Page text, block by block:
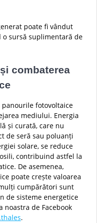
poate fi vândut
sursă suplimentară de
combaterea
panourile fotovoltaice
mediului. Energia
și curată, care nu
de seră sau poluanți
solare, se reduce
contribuind astfel la
De asemenea,
poate crește valoarea
cumpărători sunt
de sisteme energetice
noastra de Facebook
.